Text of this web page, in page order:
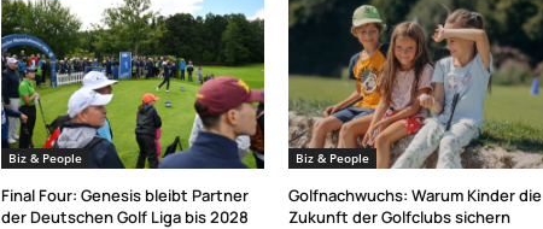
Biz & People
Final Four: Genesis bleibt Partner
der Deutschen Golf Liga bis 2028
Biz & People
Golfnachwuchs: Warum Kinder die
Zukunft der Golfclubs sichern